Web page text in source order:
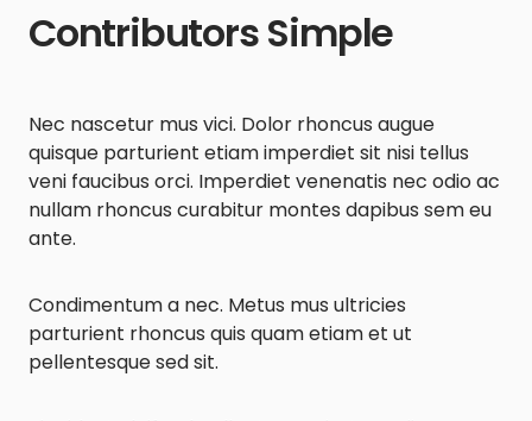
Contributors Simple
Nec nascetur mus vici. Dolor rhoncus augue
quisque parturient etiam imperdiet sit nisi tellus
veni faucibus orci. Imperdiet venenatis nec odio ac
nullam rhoncus curabitur montes dapibus sem eu
ante.
Condimentum a nec. Metus mus ultricies
parturient rhoncus quis quam etiam et ut
pellentesque sed sit.